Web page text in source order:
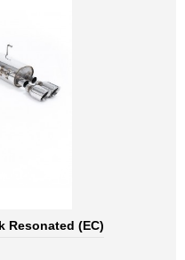
Resonated (EC)